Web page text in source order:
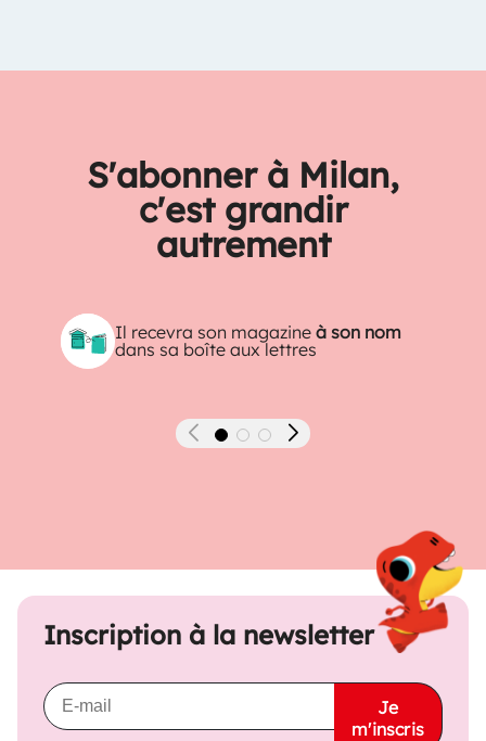
S'abonner à Milan,
c'est grandir
autrement
Il recevra son magazineà son nom
dans sa boîte aux lettres
Précédent Suivant
Inscription à la newsletter
Je
m'inscris